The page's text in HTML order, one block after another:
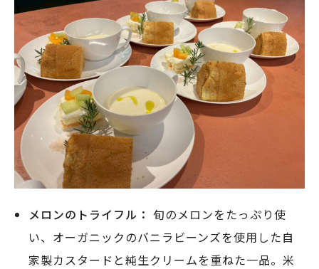
メロンのトライフル： 旬のメロンをたっぷり使
い、オーガニックのバニラビーンズを使用した自
家製カスタードと純生クリームを重ねた一品。米